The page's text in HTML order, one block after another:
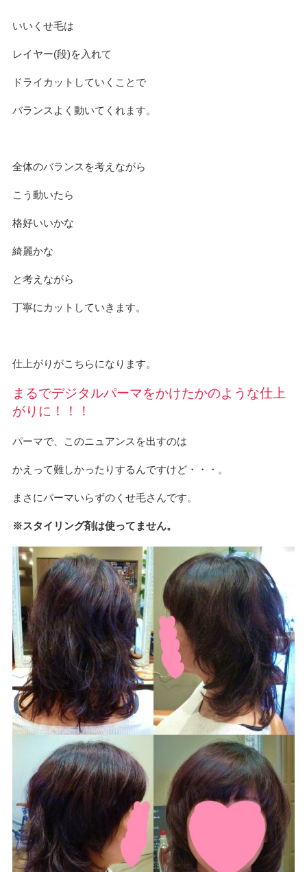
いいくせ毛は
レイヤー(段)を入れて
ドライカットしていくことで
バランスよく動いてくれます。
全体のバランスを考えながら
こう動いたら
格好いいかな
綺麗かな
と考えながら
丁寧にカットしていきます。
仕上がりがこちらになります。
まるでデジタルパーマをかけたかのような仕上
がりに！！！
パーマで、このニュアンスを出すのは
かえって難しかったりするんですけど・・・。
まさにパーマいらずのくせ毛さんです。
※スタイリング剤は使ってません。